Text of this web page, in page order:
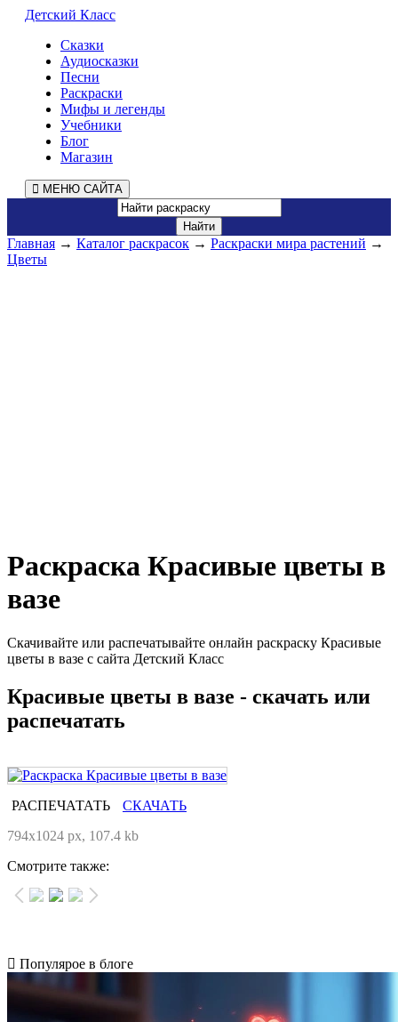
Детский Класс
Сказки
Аудиосказки
Песни
Раскраски
Мифы и легенды
Учебники
Блог
Магазин
МЕНЮ САЙТА
Главная → Каталог раскрасок → Раскраски мира растений →
Цветы
Раскраска Красивые цветы в
вазе
Скачивайте или распечатывайте онлайн раскраску Красивые
цветы в вазе с сайта Детский Класс
Красивые цветы в вазе - скачать или
распечатать
РАСПЕЧАТАТЬ
СКАЧАТЬ
794x1024 px, 107.4 kb
Смотрите также:
Популярое в блоге